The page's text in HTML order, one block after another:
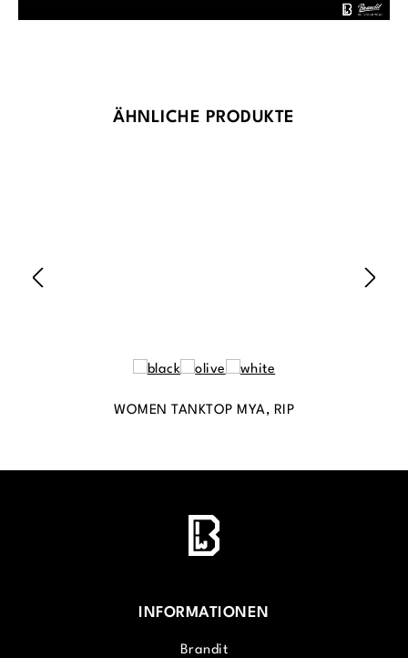
Produktgalerie überspringen
ÄHNLICHE PRODUKTE
WOMEN TANKTOP MYA, RIP
INFORMATIONEN
Brandit